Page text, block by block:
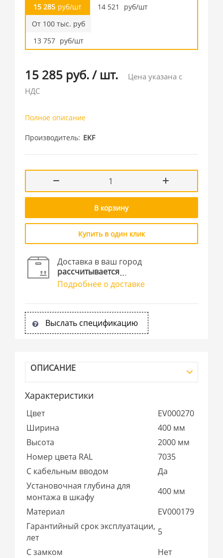
15 285 руб/шт
14 521
руб/шт
От 100 тыс. руб
13 757 руб/шт
15 285 руб./ шт.
Цена указана с
НДС
Полное описание
Производитель EKF
В корзину
Купить в один клик
Доставка в ваш город
рассчитывается
Подробнее о доставке
Выслать спецификацию
ОПИСАНИЕ
Характеристики
Цвет
EV000270
Ширина
400 мм
Высота
2000 мм
Номер цвета RAL
7035
С кабельным вводом
Да
Установочная глубина для
монтажа в шкафу
400 мм
Материал
EV000179
Гарантийный срок эксплуатации,
лет
5
С замком
Нет